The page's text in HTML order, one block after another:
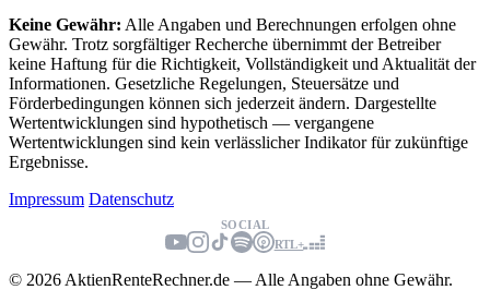
Keine Gewähr: Alle Angaben und Berechnungen erfolgen ohne
Gewähr. Trotz sorgfältiger Recherche übernimmt der Betreiber
keine Haftung für die Richtigkeit, Vollständigkeit und Aktualität der
Informationen. Gesetzliche Regelungen, Steuersätze und
Förderbedingungen können sich jederzeit ändern. Dargestellte
Wertentwicklungen sind hypothetisch — vergangene
Wertentwicklungen sind kein verlässlicher Indikator für zukünftige
Ergebnisse.
Impressum Datenschutz
SOCIAL
RTL+
© 2026 AktienRenteRechner.de — Alle Angaben ohne Gewähr.